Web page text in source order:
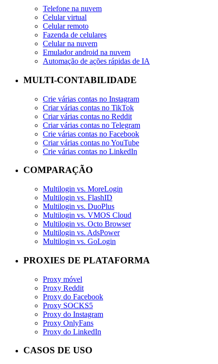
Telefone na nuvem
Celular virtual
Celular remoto
Fazenda de celulares
Celular na nuvem
Emulador android na nuvem
Automação de ações rápidas de IA
MULTI-CONTABILIDADE
Crie várias contas no Instagram
Criar várias contas no TikTok
Criar várias contas no Reddit
Criar várias contas no Telegram
Crie várias contas no Facebook
Criar várias contas no YouTube
Crie várias contas no LinkedIn
COMPARAÇÃO
Multilogin vs. MoreLogin
Multilogin vs. FlashID
Multilogin vs. DuoPlus
Multilogin vs. VMOS Cloud
Multilogin vs. Octo Browser
Multilogin vs. AdsPower
Multilogin vs. GoLogin
PROXIES DE PLATAFORMA
Proxy móvel
Proxy Reddit
Proxy do Facebook
Proxy SOCKS5
Proxy do Instagram
Proxy OnlyFans
Proxy do LinkedIn
CASOS DE USO